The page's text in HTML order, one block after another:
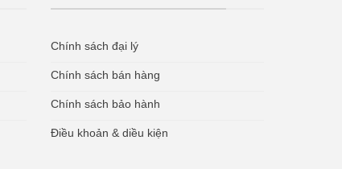
Chính sách đại lý
Chính sách bán hàng
Chính sách bảo hành
Điều khoản & diều kiện